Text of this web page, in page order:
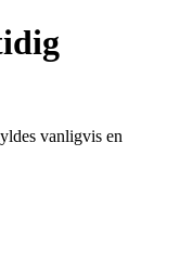
vanligvis en